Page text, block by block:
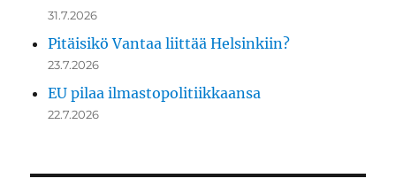
31.7.2026
Pitäisikö Vantaa liittää Helsinkiin?
23.7.2026
EU pilaa ilmastopolitiikkaansa
22.7.2026